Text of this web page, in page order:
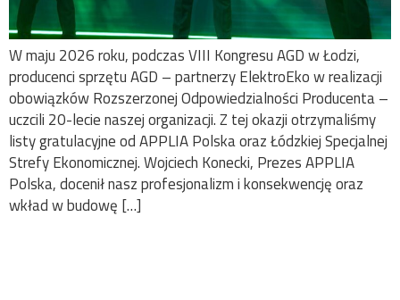
W maju 2026 roku, podczas VIII Kongresu AGD w Łodzi,
producenci sprzętu AGD – partnerzy ElektroEko w realizacji
obowiązków Rozszerzonej Odpowiedzialności Producenta –
uczcili 20-lecie naszej organizacji. Z tej okazji otrzymaliśmy
listy gratulacyjne od APPLIA Polska oraz Łódzkiej Specjalnej
Strefy Ekonomicznej. Wojciech Konecki, Prezes APPLIA
Polska, docenił nasz profesjonalizm i konsekwencję oraz
wkład w budowę […]